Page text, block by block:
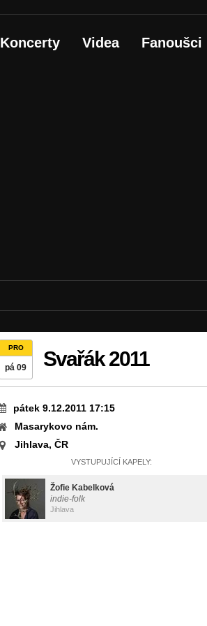
Koncerty Videa Fanoušci
PRO
pá 09 Svařák 2011
pátek 9.12.2011 17:15
Masarykovo nám.
Jihlava, ČR
VYSTUPUJÍCÍ KAPELY:
Žofie Kabelková
indie-folk
Jihlava